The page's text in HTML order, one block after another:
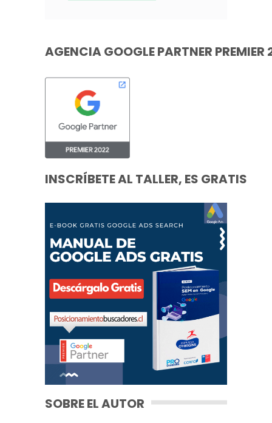
AGENCIA GOOGLE PARTNER PREMIER
INSCRÍBETE AL TALLER, ES GRATIS
SOBRE EL AUTOR